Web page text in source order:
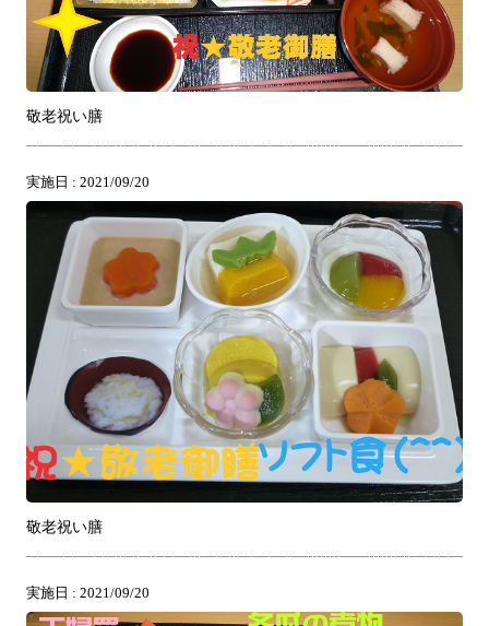
敬老祝い膳
実施日 : 2021/09/20
敬老祝い膳
実施日 : 2021/09/20